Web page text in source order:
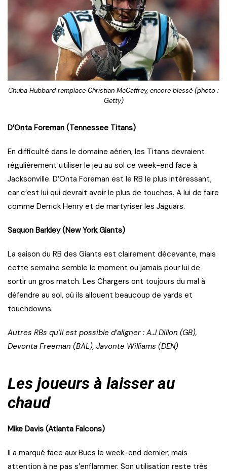
Chuba Hubbard remplace Christian McCaffrey, encore blessé (photo :
Getty)
D’Onta Foreman (Tennessee Titans)
En difficulté dans le domaine aérien, les Titans devraient
régulièrement utiliser le jeu au sol ce week-end face à
Jacksonville. D’Onta Foreman est le RB le plus intéressant,
car c’est lui qui devrait avoir le plus de touches. A lui de faire
comme Derrick Henry et de martyriser les Jaguars.
Saquon Barkley (New York Giants)
La saison du RB des Giants est clairement décevante, mais
cette semaine semble le moment ou jamais pour lui de
sortir un gros match. Les Chargers ont toujours du mal à
défendre au sol, où ils allouent beaucoup de yards et
touchdowns.
Autres RBs qu’il est possible d’aligner : A.J Dillon (GB),
Devonta Freeman (BAL), Javonte Williams (DEN)
Les joueurs à laisser au
chaud
Mike Davis (Atlanta Falcons)
Il a marqué face aux Bucs le week-end dernier, mais
attention à ne pas s’enflammer. Son utilisation reste très